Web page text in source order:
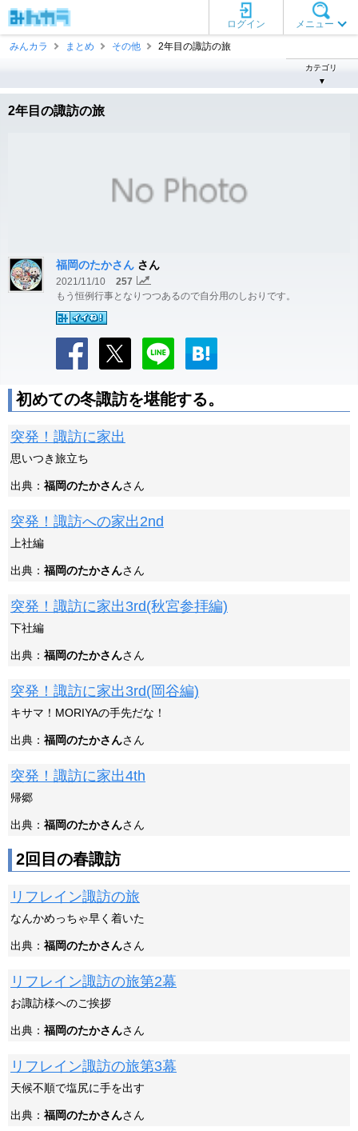
メニュー
ログイン
みんカラ
まとめ その他 2年目の諏訪の旅
カテゴリ
▼
2年目の諏訪の旅
福岡のたかさん さん
2021/11/10
257
もう恒例行事となりつつあるので自分用のしおりです。
初めての冬諏訪を堪能する。
突発！諏訪に家出
思いつき旅立ち
出典： 福岡のたかさんさん
突発！諏訪への家出2nd
上社編
出典： 福岡のたかさんさん
突発！諏訪に家出3rd(秋宮参拝編)
下社編
出典： 福岡のたかさんさん
突発！諏訪に家出3rd(岡谷編)
キサマ！MORIYAの手先だな！
出典： 福岡のたかさんさん
突発！諏訪に家出4th
帰郷
出典： 福岡のたかさんさん
2回目の春諏訪
リフレイン諏訪の旅
なんかめっちゃ早く着いた
出典： 福岡のたかさんさん
リフレイン諏訪の旅第2幕
お諏訪様へのご挨拶
出典： 福岡のたかさんさん
リフレイン諏訪の旅第3幕
天候不順で塩尻に手を出す
出典： 福岡のたかさんさん